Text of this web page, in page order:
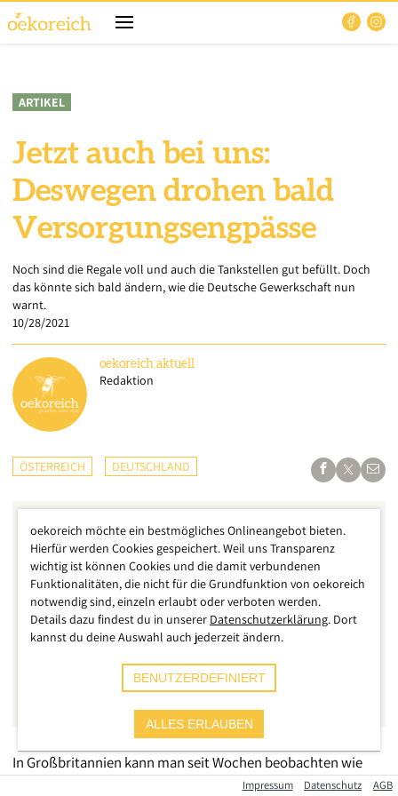
ARTIKEL
Jetzt auch bei uns:
Deswegen drohen bald
Versorgungsengpässe
Noch sind die Regale voll und auch die Tankstellen gut befüllt. Doch
das könnte sich bald ändern, wie die Deutsche Gewerkschaft nun
warnt.
10/28/2021
oekoreich aktuell
Redaktion
ÖSTERREICH DEUTSCHLAND
In Großbritannien kann man seit Wochen beobachten wie
sich die Situation zuspitzt. Über 100.000Impressum Datenschutz AGB
oekoreich möchte ein bestmögliches Onlineangebot bieten.
Hierfür werden Cookies gespeichert. Weil uns Transparenz
wichtig ist können Cookies und die damit verbundenen
Funktionalitäten, die nicht für die Grundfunktion von oekoreich
notwendig sind, einzeln erlaubt oder verboten werden.
Details dazu findest du in unserer Datenschutzerklärung. Dort
kannst du deine Auswahl auch jederzeit ändern.
BENUTZERDEFINIERT
ALLES ERLAUBEN